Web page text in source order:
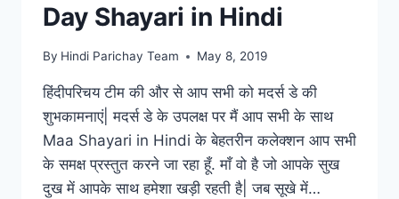
Day Shayari in Hindi
By Hindi Parichay Team May 8, 2019
हिंदीपरिचय टीम की और से आप सभी को मदर्स डे की
शुभकामनाएं| मदर्स डे के उपलक्ष पर मैं आप सभी के साथ
Maa Shayari in Hindi के बेहतरीन कलेक्शन आप सभी
के समक्ष प्रस्तुत करने जा रहा हूँ. माँ वो है जो आपके सुख
दुख में आपके साथ हमेशा खड़ी रहती है| जब सूखे में…